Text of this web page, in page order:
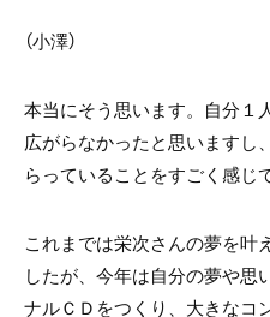
（小澤）
本当にそう思います。自分１
広がらなかったと思いますし
らっていることをすごく感じ
これまでは栄次さんの夢を叶
したが、今年は自分の夢や思
ナルＣＤをつくり、大きなコ